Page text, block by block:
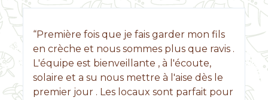
“Première fois que je fais garder mon fils
en crèche et nous sommes plus que ravis .
L'équipe est bienveillante , à l'écoute,
solaire et a su nous mettre à l'aise dès le
premier jour . Les locaux sont parfait pour